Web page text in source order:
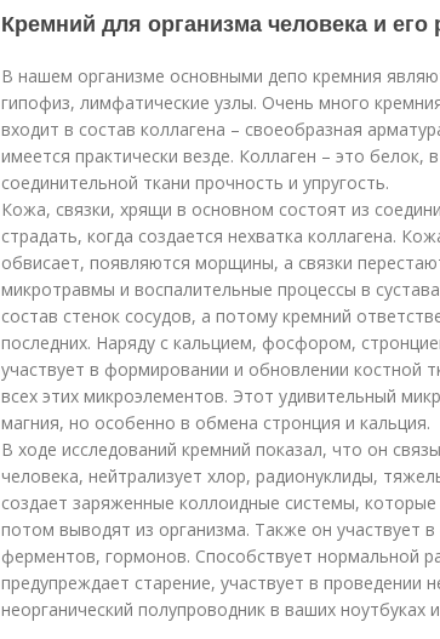
Кремний для организма человека и его
В нашем организме основными депо кремния
гипофиз, лимфатические узлы. Очень много
входит в состав коллагена – своеобразная
имеется практически везде. Коллаген – это белок,
соединительной ткани прочность и упругость.
Кожа, связки, хрящи в основном состоят из
страдать, когда создается нехватка коллагена.
обвисает, появляются морщины, а связки
микротравмы и воспалительные процессы в
состав стенок сосудов, а потому кремний
последних. Наряду с кальцием, фосфором,
участвует в формировании и обновлении костной
всех этих микроэлементов. Этот удивительный
магния, но особенно в обмена стронция и кальция.
В ходе исследований кремний показал, что он
человека, нейтрализует хлор, радионуклиды,
создает заряженные коллоидные системы,
потом выводят из организма. Также он участвует
ферментов, гормонов. Способствует нормальной
предупреждает старение, участвует в проведении
неорганический полупроводник в ваших ноутбуках